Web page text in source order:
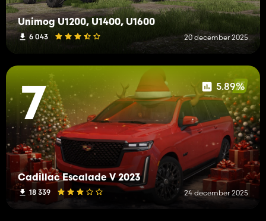
Unimog U1200, U1400, U1600
6 043 20 december 2025
7 5.89%
Cadillac Escalade V 2023
18 339 24 december 2025